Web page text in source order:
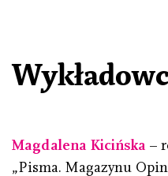
Magdalena Kicińska –
„Pisma. Magazynu